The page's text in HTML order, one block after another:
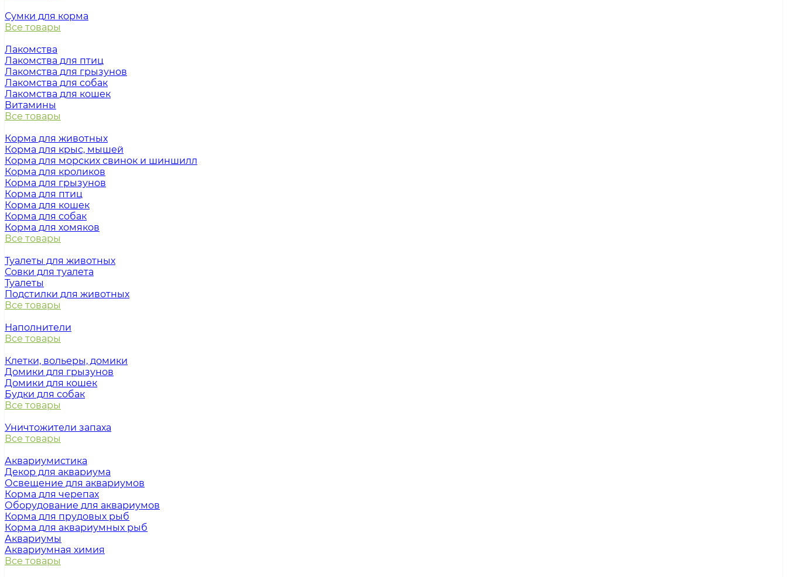
Сумки для корма
Все товары
Лакомства
Лакомства для птиц
Лакомства для грызунов
Лакомства для собак
Лакомства для кошек
Витамины
Все товары
Корма для животных
Корма для крыс, мышей
Корма для морских свинок и шиншилл
Корма для кроликов
Корма для грызунов
Корма для птиц
Корма для кошек
Корма для собак
Корма для хомяков
Все товары
Туалеты для животных
Совки для туалета
Туалеты
Подстилки для животных
Все товары
Наполнители
Все товары
Клетки, вольеры, домики
Домики для грызунов
Домики для кошек
Будки для собак
Все товары
Уничтожители запаха
Все товары
Аквариумистика
Декор для аквариума
Освещение для аквариумов
Корма для черепах
Оборудование для аквариумов
Корма для прудовых рыб
Корма для аквариумных рыб
Аквариумы
Аквариумная химия
Все товары